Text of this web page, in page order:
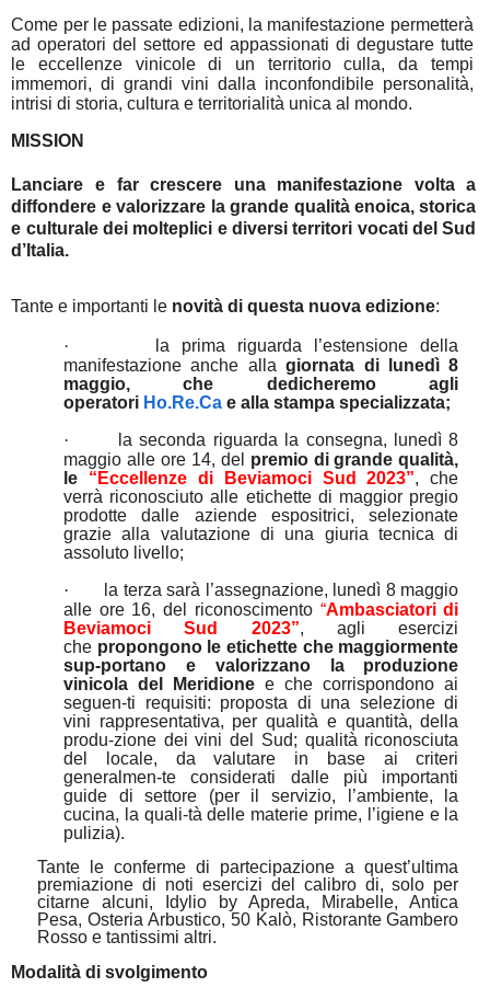
Come per le passate edizioni, la manifestazione permetterà
ad operatori del settore ed appassionati di degustare tutte
le eccellenze vinicole di un territorio culla, da tempi
immemori, di grandi vini dalla inconfondibile personalità,
intrisi di storia, cultura e territorialità unica al mondo.
MISSION
Lanciare e far crescere una manifestazione volta a
diffondere e valorizzare la grande qualità enoica, storica
e culturale dei molteplici e diversi territori vocati del Sud
d’Italia.
Tante e importanti le novità di questa nuova edizione:
·
la prima riguarda l’estensione della
manifestazione anche allagiornata di lunedì 8
maggio, che dedicheremo agli
operatori Ho.Re.Ca e alla stampa specializzata;
·
la seconda riguarda la consegna, lunedì 8
maggio alle ore 14, del premio di grande qualità,
le “Eccellenze di Beviamoci Sud 2023”, che
verrà riconosciuto alle etichette di maggior pregio
prodotte dalle aziende espositrici, selezionate
grazie alla valutazione di una giuria tecnica di
assoluto livello;
·
la terza sarà l’assegnazione, lunedì 8 maggio
alle ore 16, del riconoscimento“Ambasciatori di
Beviamoci Sud 2023”, agli esercizi
che propongono le etichette che maggiormente
sup-portano e valorizzano la produzione
vinicola del Meridione e che corrispondono ai
seguen-ti requisiti: proposta di una selezione di
vini rappresentativa, per qualità e quantità, della
produ-zione dei vini del Sud; qualità riconosciuta
del locale, da valutare in base ai criteri
generalmen-te considerati dalle più importanti
guide di settore (per il servizio, l’ambiente, la
cucina, la quali-tà delle materie prime, l’igiene e la
pulizia).
Tante le conferme di partecipazione a quest’ultima
premiazione di noti esercizi del calibro di, solo per
citarne alcuni, Idylio by Apreda, Mirabelle, Antica
Pesa, Osteria Arbustico, 50 Kalò, Ristorante Gambero
Rosso e tantissimi altri.
Modalità di svolgimento